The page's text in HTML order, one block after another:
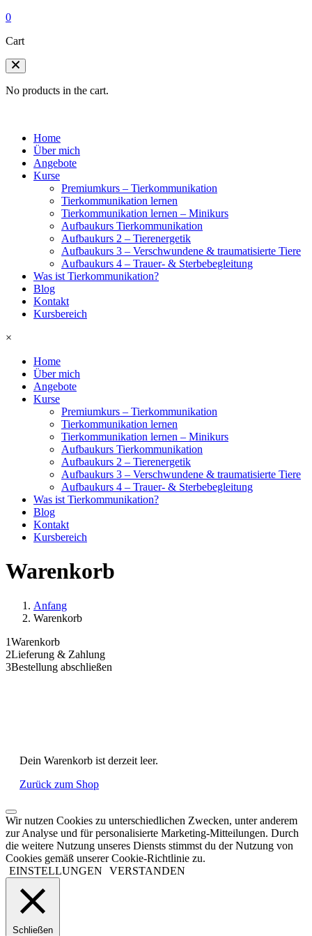
0
Cart
No products in the cart.
Home
Über mich
Angebote
Kurse
Premiumkurs – Tierkommunikation
Tierkommunikation lernen
Tierkommunikation lernen – Minikurs
Aufbaukurs Tierkommunikation
Aufbaukurs 2 – Tierenergetik
Aufbaukurs 3 – Verschwundene & traumatisierte Tiere
Aufbaukurs 4 – Trauer- & Sterbebegleitung
Was ist Tierkommunikation?
Blog
Kontakt
Kursbereich
×
Home
Über mich
Angebote
Kurse
Premiumkurs – Tierkommunikation
Tierkommunikation lernen
Tierkommunikation lernen – Minikurs
Aufbaukurs Tierkommunikation
Aufbaukurs 2 – Tierenergetik
Aufbaukurs 3 – Verschwundene & traumatisierte Tiere
Aufbaukurs 4 – Trauer- & Sterbebegleitung
Was ist Tierkommunikation?
Blog
Kontakt
Kursbereich
Warenkorb
Anfang
Warenkorb
1Warenkorb
2Lieferung & Zahlung
3Bestellung abschließen
Dein Warenkorb ist derzeit leer.
Zurück zum Shop
Wir nutzen Cookies zu unterschiedlichen Zwecken, unter anderem
zur Analyse und für personalisierte Marketing-Mitteilungen. Durch
die weitere Nutzung unseres Diensts stimmst du der Nutzung von
Cookies gemäß unserer Cookie-Richtlinie zu.
EINSTELLUNGEN
VERSTANDEN
Schließen